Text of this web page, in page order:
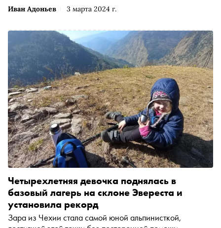
Иван Адоньев 3 марта 2024 г.
Четырехлетняя девочка поднялась в
базовый лагерь на склоне Эвереста и
установила рекорд
Зара из Чехии стала самой юной альпинисткой,